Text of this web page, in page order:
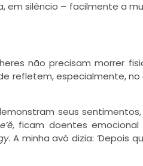
em silêncio – facilmente a
não precisam morrer
refletem, especialmente, no
seus
, ficam doentes
. A minha avó dizia: ‘Depois